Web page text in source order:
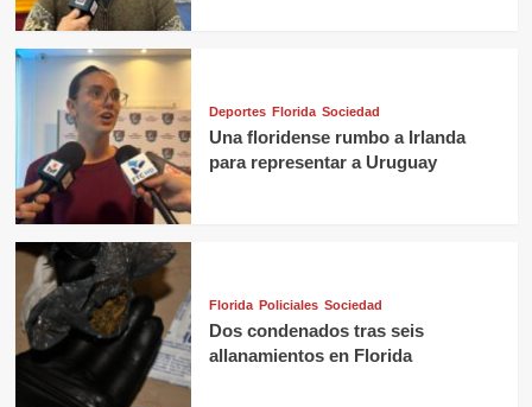
Deportes Florida Sociedad
Una floridense rumbo a Irlanda
para representar a Uruguay
Florida Policiales Sociedad
Dos condenados tras seis
allanamientos en Florida